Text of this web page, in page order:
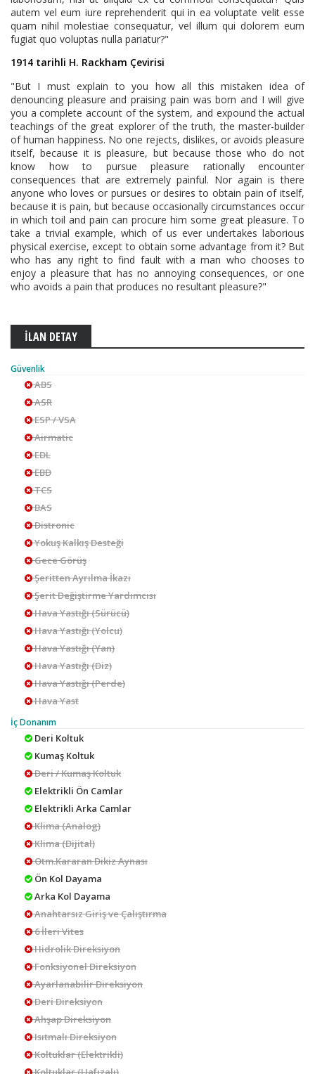
autem vel eum iure reprehenderit qui in ea voluptate velit esse
quam nihil molestiae consequatur, vel illum qui dolorem eum
fugiat quo voluptas nulla pariatur?"
1914 tarihli H. Rackham Çevirisi
"But I must explain to you how all this mistaken idea of
denouncing pleasure and praising pain was born and I will give
you a complete account of the system, and expound the actual
teachings of the great explorer of the truth, the master-builder
of human happiness. No one rejects, dislikes, or avoids pleasure
itself, because it is pleasure, but because those who do not
know how to pursue pleasure rationally encounter
consequences that are extremely painful. Nor again is there
anyone who loves or pursues or desires to obtain pain of itself,
because it is pain, but because occasionally circumstances occur
in which toil and pain can procure him some great pleasure. To
take a trivial example, which of us ever undertakes laborious
physical exercise, except to obtain some advantage from it? But
who has any right to find fault with a man who chooses to
enjoy a pleasure that has no annoying consequences, or one
who avoids a pain that produces no resultant pleasure?"
İLAN DETAY
Güvenlik
ABS
ASR
ESP / VSA
Airmatic
EDL
EBD
TCS
BAS
Distronic
Yokuş Kalkış Desteği
Gece Görüş
Şeritten Ayrılma İkazı
Şerit Değiştirme Yardımcısı
Hava Yastığı (Sürücü)
Hava Yastığı (Yolcu)
Hava Yastığı (Yan)
Hava Yastığı (Diz)
Hava Yastığı (Perde)
Hava Yast
İç Donanım
Deri Koltuk
Kumaş Koltuk
Deri / Kumaş Koltuk
Elektrikli Ön Camlar
Elektrikli Arka Camlar
Klima (Analog)
Klima (Dijital)
Otm.Kararan Dikiz Aynası
Ön Kol Dayama
Arka Kol Dayama
Anahtarsız Giriş ve Çalıştırma
6 İleri Vites
Hidrolik Direksiyon
Fonksiyonel Direksiyon
Ayarlanabilir Direksiyon
Deri Direksiyon
Ahşap Direksiyon
Isıtmalı Direksiyon
Koltuklar (Elektrikli)